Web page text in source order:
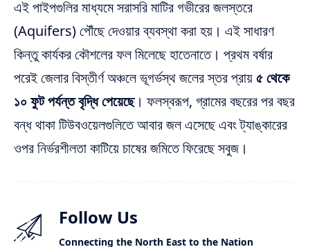
এই পাইপগুলির মাধ্যমে সরাসরি মাটির গভীরের জলস্তরে
(Aquifers) পৌঁছে দেওয়ার ব্যবস্থা করা হয়। এই সাধারণ
কিন্তু কার্যকর কৌশলের ফল মিলেছে হাতেনাতে। প্রথম বর্ষার
পরেই জেলার বিস্তীর্ণ অঞ্চলে ভূগর্ভস্থ জলের স্তর প্রায় ৫ থেকে
১০ ফুট পর্যন্ত বৃদ্ধি পেয়েছে। ফলস্বরূপ, গ্রামের বছরের পর বছর
বন্ধ থাকা টিউবওয়েলগুলিতে আবার জল এসেছে এবং ট্যাঙ্কারের
ওপর নির্ভরশীলতা কাটিয়ে চাষের জমিতে ফিরেছে সবুজ।
Follow Us
Connecting the North East to the Nation